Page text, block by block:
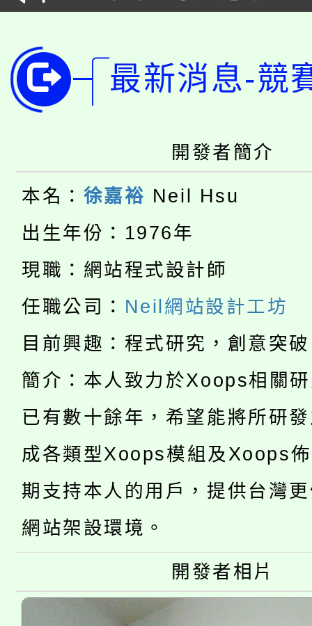
徵才活動。
YOUNG桃局內行報名
局官網。
8月14至27日，桃園電
開!
115年桃園市運動會8/
視費優惠，中低收入戶
半價優惠，詳情可洽有
者。
大園自造教育及科技
份教師增能研習
大溪自造教育及科技中
份教師研習
淨零綠生活教案入校路
會
115年食農教育專業人
程
「本色祭」8/29、30在
場熱烈登場!
8/21下午1時於龍潭區
徵才活動。
YOUNG桃局內行報名
局官網。
8月14至27日，桃園電
開!
115年桃園市運動會8/
田徑場及游泳池舉行。
桃園市低收入戶享有免
視費優惠，中低收入戶
半價優惠，詳情可洽有
者。
大園自造教育及科技中
份教師增能研習
大溪自造教育及科技中
份教師研習
淨零綠生活教案入校路
會
115年食農教育專業人
最新消息-競
開發者簡介
本名： 徐嘉裕 Neil Hsu
出生年份：1976年
現職：網站程式設計師
任職公司： Neil網站設計工坊
目前興趣：程式研究，創意突
簡介：本人致力於Xoops相關
已有數十餘年，希望能將所研
成各類型Xoops模組及Xoops
期支持本人的用戶，提供台灣
網站架設環境。
開發者相片